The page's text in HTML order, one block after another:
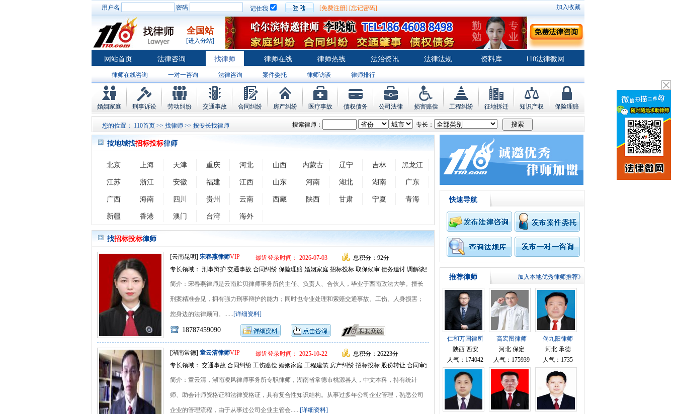
用户名 密码 记住我 [免费注册] [忘记密码] 加入收藏
全国站
[进入分站]
网站首页 法律咨询 找律师 律师在线 律师热线 法治资讯 法律法规 资料库 110法律微网
律师在线咨询 一对一咨询 法律咨询 案件委托 律师访谈 律师排行
婚姻家庭 刑事诉讼 劳动纠纷 交通事故 合同纠纷 房产纠纷 医疗事故 债权债务 公司法律 损害赔偿 工程纠纷 征地拆迁 知识产权 保险理赔
您的位置： 110首页 >> 找律师 >> 按专长找律师 搜索律师： 专长：
按地域找招标投标律师
北京 上海 天津 重庆 河北 山西 内蒙古 辽宁 吉林 黑龙江
江苏 浙江 安徽 福建 江西 山东 河南 湖北 湖南 广东
广西 海南 四川 贵州 云南 西藏 陕西 甘肃 宁夏 青海
新疆 香港 澳门 台湾 海外
找招标投标律师
[云南昆明] 宋春燕律师VIP 最近登录时间： 2026-07-03
总积分：92分
专长领域： 刑事辩护 交通事故 合同纠纷 保险理赔 婚姻家庭 招标投标 取保候审 债务追讨 调解谈判 常年顾问
简介：宋春燕律师是云南贮贝律师事务所的主任、负责人、合伙人，毕业于西南政法大学。擅长
刑案精准会见，拥有强力刑事辩护的能力；同时也专业处理和索赔交通事故、工伤、人身损害；
您身边的法律顾问。......[详细资料]
18787459090
[湖南常德] 童云清律师VIP 最近登录时间： 2025-10-22
总积分：26223分
专长领域： 交通事故 合同纠纷 工伤赔偿 婚姻家庭 工程建筑 房产纠纷 招标投标 股份转让 合同审查 常年顾问
简介：童云清，湖南凌风律师事务所专职律师，湖南省常德市桃源县人，中文本科，持有统计
师、助会计师资格证和法律资格证，具有复合性知识结构。从事过多年公司企业管理，熟悉公司
企业的管理流程，由于从事过公司企业主管会......[详细资料]
快速导航
推荐律师 加入本地优秀律师推荐》
仁和万国律所
成敦毅律师
陕西 西安
人气：174042
高宏图律师
河北 保定
人气：175939
佟九阳律师
河北 承德
人气：1735